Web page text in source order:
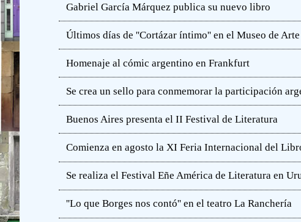
Gabriel García Márquez publica su nuevo libro
Últimos días de ''Cortázar íntimo'' en el Museo de
Homenaje al cómic argentino en Frankfurt
Se crea un sello para conmemorar la participación
Buenos Aires presenta el II Festival de Literatura
Comienza en agosto la XI Feria Internacional del
Se realiza el Festival Eñe América de Literatura en
''Lo que Borges nos contó'' en el teatro La Ranchería